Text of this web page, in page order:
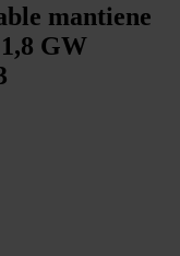
mantiene
GW